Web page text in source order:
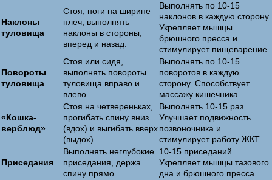
Наклоны
туловища
Стоя, ноги на ширине
плеч, выполнять
наклоны в стороны,
вперед и назад.
Выполнять по 10-15
наклонов в каждую сторону.
Укрепляет мышцы
брюшного пресса и
стимулирует пищеварение.
Повороты
туловища
Стоя или сидя,
выполнять повороты
туловища вправо и
влево.
Выполнять по 10-15
поворотов в каждую
сторону. Способствует
массажу кишечника.
«Кошка-
верблюд»
Стоя на четвереньках,
прогибать спину вниз
(вдох) и выгибать вверх
(выдох).
Выполнять 10-15 раз.
Улучшает подвижность
позвоночника и
стимулирует работу ЖКТ.
Приседания
Выполнять неглубокие
приседания, держа
спину прямо.
10-15 приседаний.
Укрепляет мышцы тазового
дна и брюшного пресса.